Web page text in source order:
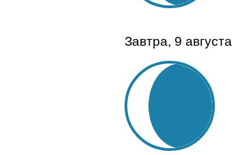
Завтра, 9 августа